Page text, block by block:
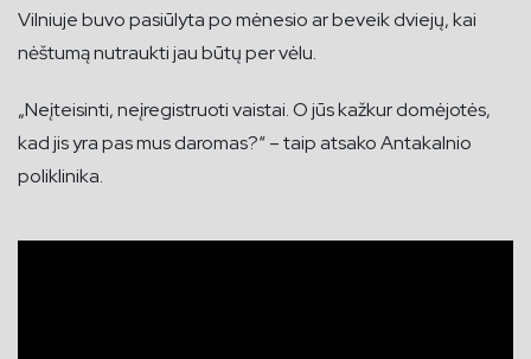
Vilniuje buvo pasiūlyta po mėnesio ar beveik dviejų, kai
nėštumą nutraukti jau būtų per vėlu.
„Neįteisinti, neįregistruoti vaistai. O jūs kažkur domėjotės,
kad jis yra pas mus daromas?“ – taip atsako Antakalnio
poliklinika.